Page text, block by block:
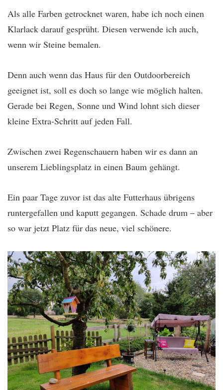
Als alle Farben getrocknet waren, habe ich noch einen
Klarlack darauf gesprüht. Diesen verwende ich auch,
wenn wir Steine bemalen.
Denn auch wenn das Haus für den Outdoorbereich
geeignet ist, soll es doch so lange wie möglich halten.
Gerade bei Regen, Sonne und Wind lohnt sich dieser
kleine Extra-Schritt auf jeden Fall.
Zwischen zwei Regenschauern haben wir es dann an
unserem Lieblingsplatz in einen Baum gehängt.
Ein paar Tage zuvor ist das alte Futterhaus übrigens
runtergefallen und kaputt gegangen. Schade drum – aber
so war jetzt Platz für das neue, viel schönere.